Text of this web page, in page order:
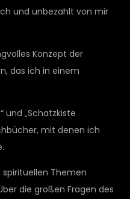
und unbezahlt von mir
Konzept der
das ich in einem
und „Schatzkiste
mit denen ich
Themen
die großen Fragen des